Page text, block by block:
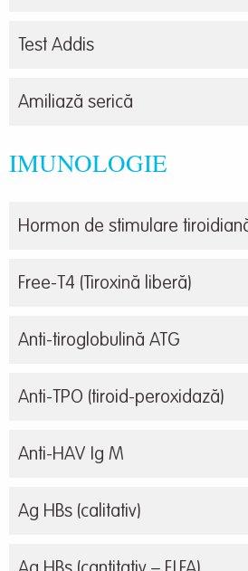
Test Addis
Amiliază serică
IMUNOLOGIE
Hormon de stimulare
Free-T4 (Tiroxină liberă)
Anti-tiroglobulină ATG
Anti-TPO (tiroid-peroxidază)
Anti-HAV Ig M
Ag HBs (calitativ)